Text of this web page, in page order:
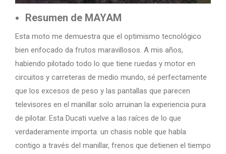
Resumen de MAYAM
Esta moto me demuestra que el optimismo tecnológico
bien enfocado da frutos maravillosos. A mis años,
habiendo pilotado todo lo que tiene ruedas y motor en
circuitos y carreteras de medio mundo, sé perfectamente
que los excesos de peso y las pantallas que parecen
televisores en el manillar solo arruinan la experiencia pura
de pilotar. Esta Ducati vuelve a las raíces de lo que
verdaderamente importa: un chasis noble que habla
contigo a través del manillar, frenos que detienen el tiempo